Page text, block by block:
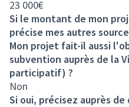
23 000€
Si le montant de mon
précise mes autres
Mon projet fait-il aussi
subvention auprès de la
participatif) ?
Non
Si oui, précisez auprès de